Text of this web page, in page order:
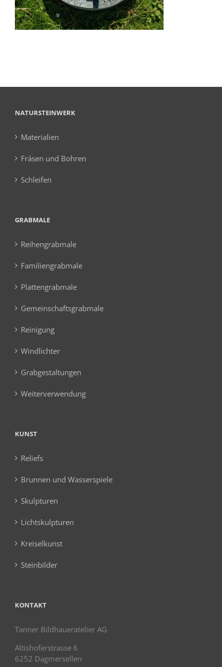
NATURSTEINWERK
Materialien
Fräsen und Bohren
Schleifen
GRABMALE
Reihengrabmale
Familiengrabmale
Plattengrabmale
Gemeinschaftsgrabmale
Reinigung
Windlichter
Grabgestaltungen
Weiterverwendung
KUNST
Reliefs
Brunnen und Wasserspiele
Skulpturen
Lichtskulpturen
Kreiselkunst
Steinbilder
KONTAKT
Tanner Bildhaueratelier AG
Altishoferstrasse 6
6252 Dagmersellen